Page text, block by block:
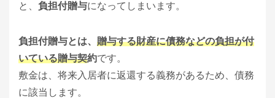
と、 負担付贈与になってしまいます。
負担付贈与とは、 贈与する財産に債務などの負担が付
いている贈与契約です。
敷金は、将来入居者に返還する義務があるため、債務
に該当します。